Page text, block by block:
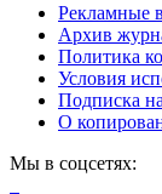
Рекламные
Архив
Политика
Условия
Подписка
О
Мы в соцсетях: